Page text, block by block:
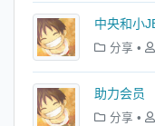
中央和小
分享 •
助力会员
分享 •